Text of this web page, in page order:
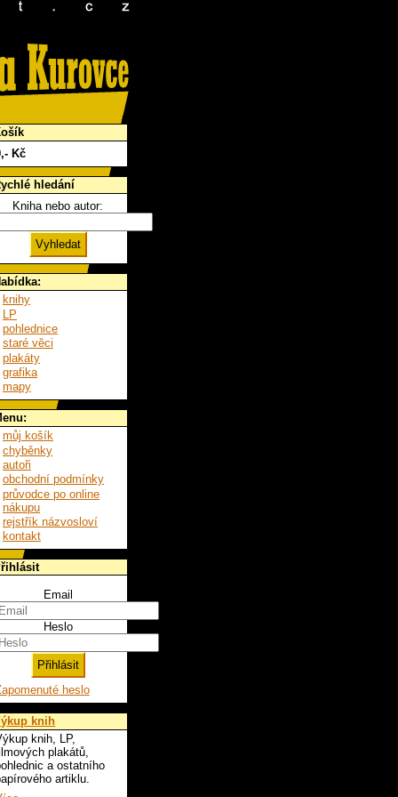
,- Kč
hledání
Kniha nebo autor:
knihy
LP
pohlednice
staré věci
plakáty
grafika
mapy
můj košík
chyběnky
autoři
obchodní podmínky
průvodce po online
nákupu
rejstřík názvosloví
kontakt
Email
Heslo
heslo
knih
knih, LP,
plakátů,
a ostatního
artiklu.